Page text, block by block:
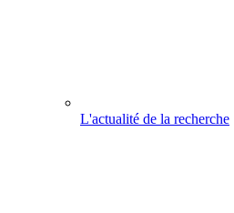
L'actualité de la recherche